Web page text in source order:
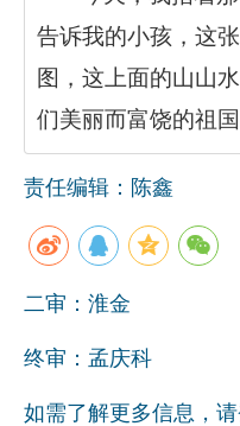
告诉我的小孩，这
图，这上面的山山
们美丽而富饶的祖国
责任编辑：陈鑫
二审：淮金
终审：孟庆科
如需了解更多信息，